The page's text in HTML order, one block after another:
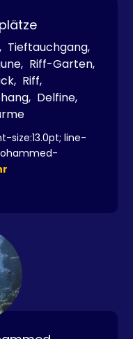
Tieftauchgang,
Riff-Garten,
Riff,
Delfine,
size:13.0pt; line-